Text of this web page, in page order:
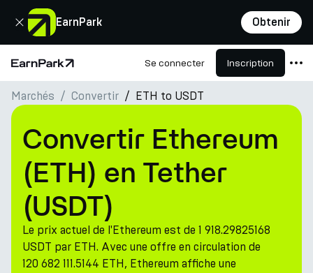
EarnPark Obtenir
Fermer
Page d'accueil Se connecter Inscription
Produits
Marchés
Calculatrices
PARK Token
Ressources
Entreprise
Marchés Convertir ETH to USDT
Convertir Ethereum
(ETH) en Tether
(USDT)
Le prix actuel de l'Ethereum est de 1 918.29825168
USDT par ETH. Avec une offre en circulation de
120 682 111.5144 ETH, Ethereum affiche une